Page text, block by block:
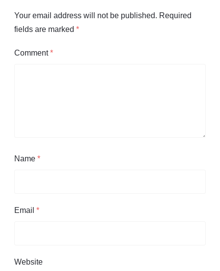
Your email address will not be published. Required
fields are marked *
Comment*
Name *
Email *
Website